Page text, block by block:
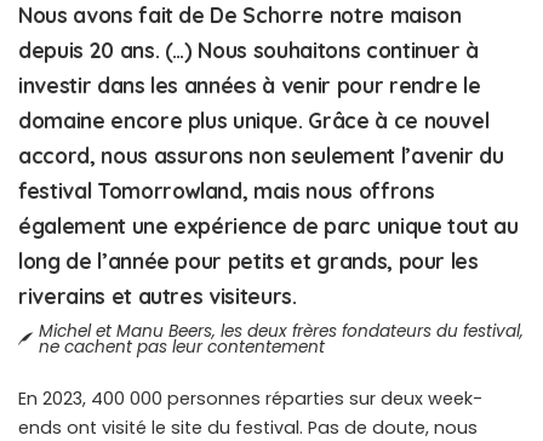
Nous avons fait de De Schorre notre maison
depuis 20 ans. (…) Nous souhaitons continuer à
investir dans les années à venir pour rendre le
domaine encore plus unique. Grâce à ce nouvel
accord, nous assurons non seulement l’avenir du
festival Tomorrowland, mais nous offrons
également une expérience de parc unique tout au
long de l’année pour petits et grands, pour les
riverains et autres visiteurs.
Michel et Manu Beers, les deux frères fondateurs du festival,
ne cachent pas leur contentement
En 2023, 400 000 personnes réparties sur deux week-
ends ont visité le site du festival. Pas de doute, nous